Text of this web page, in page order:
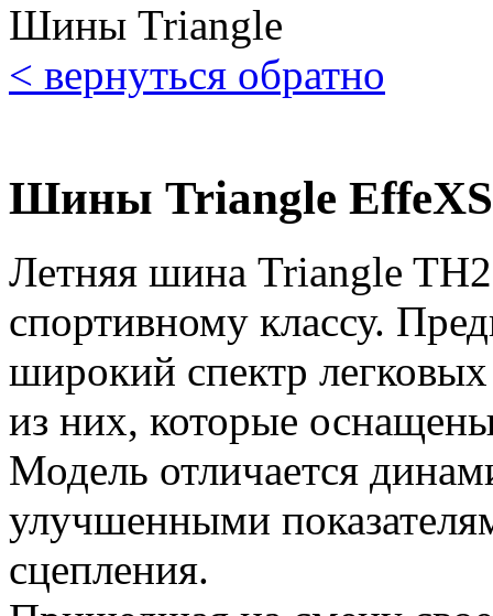
Шины Triangle
< вернуться обратно
Шины Triangle
Летняя шина Triangle
спортивному классу.
широкий спектр
из них, которые
Модель отличается
улучшенными
сцепления.